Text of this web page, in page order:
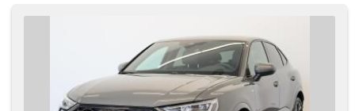
Stabilitätsprogramm (ESP), starten per Taste, Dachträger,
USB, Außenthermometer, beheizte Sitze, beheizte Spiegel,
Ausziehbare Kopflehnen, höheneinstellbare Sitze,
höheneinstellbare Fahrersitz, Heckscheibenwischer, Heck
LED Leuchte, Schlossverblendung